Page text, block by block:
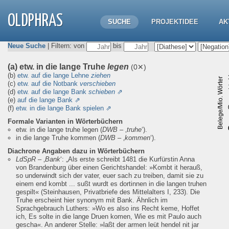
OLDPHRAS SUCHE PROJEKTIDEE
Neue Suche | Filtern: von bis
(a) etw. in die lange Truhe legen (0✕)
(b) etw. auf die lange Lehne ziehen
(c) etw. auf die Notbank verschieben
(d) etw. auf die lange Bank schieben ⇗
(e) auf die lange Bank ⇗
(f) etw. in die lange Bank spielen ⇗
Formale Varianten in Wörterbüchern
etw. in die lange truhe legen (DWB – ‚truhe‘).
in die lange Truhe kommen (DWB – ‚kommen‘).
Diachrone Angaben dazu in Wörterbüchern
LdSpR – ‚Bank‘: „Als erste schreibt 1481 die Kurfürstin Anna
von Brandenburg über einen Gerichtshandel: »Kombt it herauß,
so underwindt sich der vater, euer sach zu treiben, damit sie zu
einem end kombt ... sußt wurdt es dortinnen in die langen truhen
gespilt« (Steinhausen, Privatbriefe des Mittelalters I, 233). Die
Truhe erscheint hier synonym mit Bank. Ähnlich im
Sprachgebrauch Luthers: »Wo es also ins Recht keme, Hoffet
ich, Es solte in die lange Druen komen, Wie es mit Paulo auch
gescha«. An anderer Stelle: »laßt der armen leüt hendel nit jar
Belege/Mio. Wörter